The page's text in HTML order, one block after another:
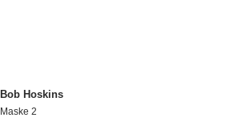
Bob Hoskins
Maske 2